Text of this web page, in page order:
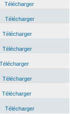
Télécharger
Télécharger
Télécharger
Télécharger
Télécharger
Télécharger
Télécharger
Télécharger